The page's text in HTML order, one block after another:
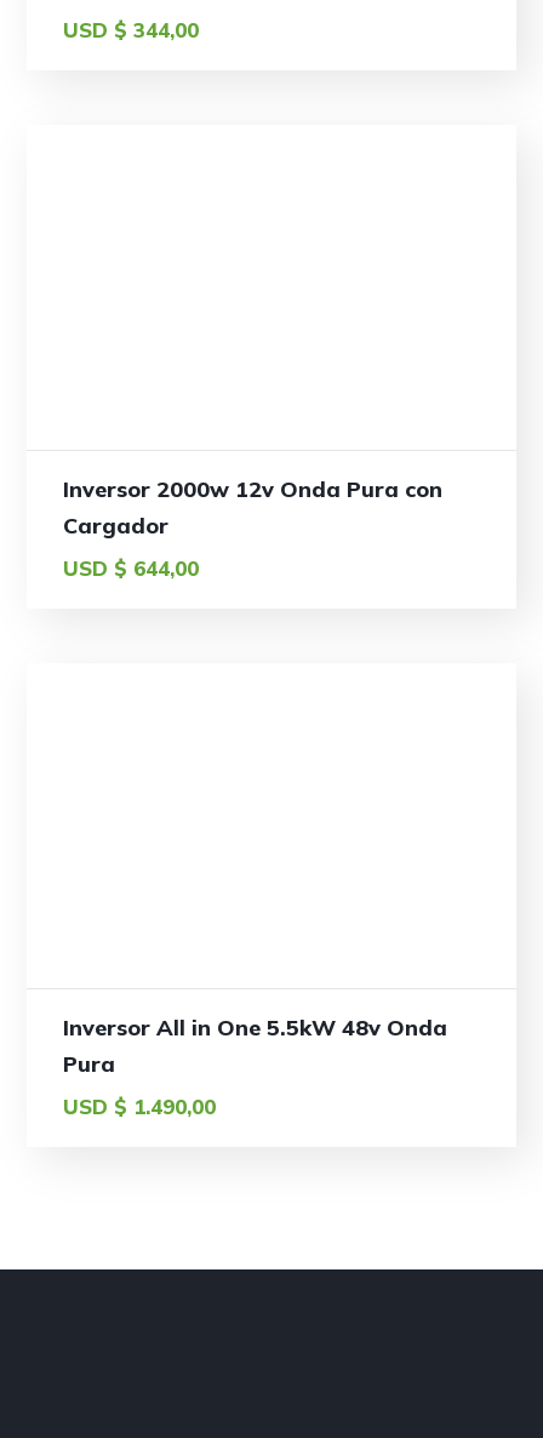
USD $ 344,00
Inversor 2000w 12v Onda Pura con
Cargador
USD $ 644,00
Inversor All in One 5.5kW 48v Onda
Pura
USD $ 1.490,00